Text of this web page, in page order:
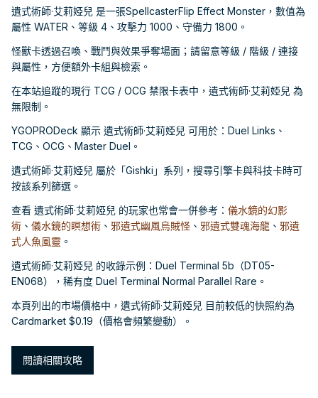
遺式術師·艾莉婭兒 是一張SpellcasterFlip Effect Monster，數值為
屬性 WATER、等級 4、攻擊力 1000、守備力 1800。
怪獸卡透過召喚、戰鬥與效果爭奪場面；請留意等級 / 階級 / 連接
與屬性，方便額外卡組與檢索。
在本站追蹤的現行 TCG / OCG 禁限卡表中，遺式術師·艾莉婭兒 為
無限制。
YGOPRODeck 顯示 遺式術師·艾莉婭兒 可用於：Duel Links、
TCG、OCG、Master Duel。
遺式術師·艾莉婭兒 屬於「Gishki」系列，搜尋引擎卡與科技卡時可
按該系列篩選。
查看 遺式術師·艾莉婭兒 的玩家也常會一併參考： 儀水鏡的幻影
術 、 儀水鏡的瞑想術 、 邪遺式幽風烏賊怪 、 邪遺式雙魂海龍 、 邪遺
式人魚風靈 。
遺式術師·艾莉婭兒 的收錄示例：Duel Terminal 5b（DT05-
EN068），稀有度 Duel Terminal Normal Parallel Rare。
本頁列出的市場價格中，遺式術師·艾莉婭兒 目前較低的快照約為
Cardmarket $0.19（價格會頻繁變動）。
閱讀相關攻略